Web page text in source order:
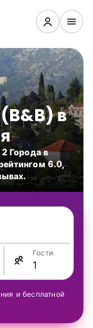
в
Города в
6.0,
Гости
и бесплатной